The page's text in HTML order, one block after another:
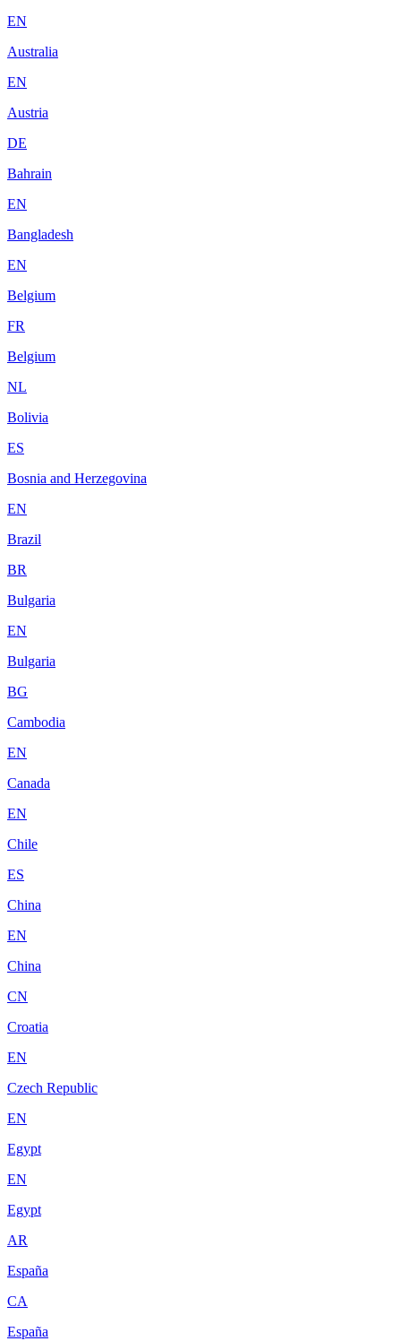
EN
Australia
EN
Austria
DE
Bahrain
EN
Bangladesh
EN
Belgium
FR
Belgium
NL
Bolivia
ES
Bosnia and Herzegovina
EN
Brazil
BR
Bulgaria
EN
Bulgaria
BG
Cambodia
EN
Canada
EN
Chile
ES
China
EN
China
CN
Croatia
EN
Czech Republic
EN
Egypt
EN
Egypt
AR
España
CA
España